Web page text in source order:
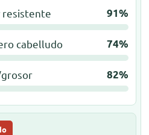
resistente 91%
cabelludo 74%
82%